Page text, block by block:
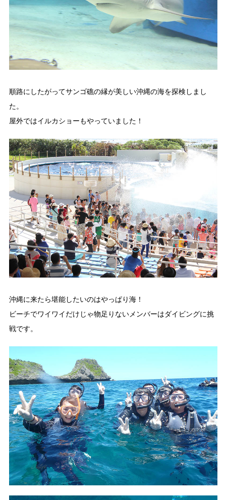
順路にしたがってサンゴ礁の縁が美しい沖縄の海を探検しまし
た。
屋外ではイルカショーもやっていました！
沖縄に来たら堪能したいのはやっぱり海！
ビーチでワイワイだけじゃ物足りないメンバーはダイビングに挑
戦です。